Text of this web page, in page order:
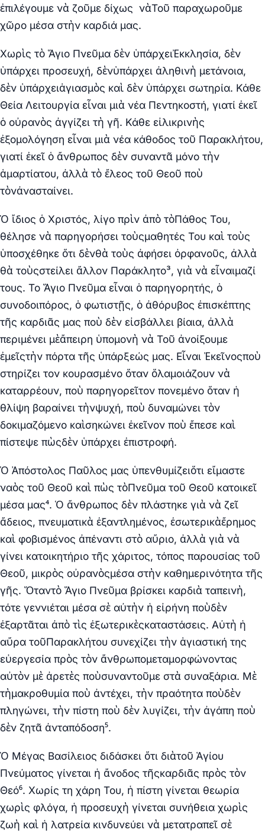
ἐπιλέγουμε νὰ ζοῦμε δίχως νὰΤοῦ παραχωροῦμε
χῶρο μέσα στὴν καρδιά μας.
Χωρὶς τὸ Ἅγιο Πνεῦμα δὲν ὑπάρχειἘκκλησία, δὲν
ὑπάρχει προσευχή, δὲνὑπάρχει ἀληθινὴ μετάνοια,
δὲν ὑπάρχειἁγιασμὸς καὶ δὲν ὑπάρχει σωτηρία. Κάθε
Θεία Λειτουργία εἶναι μιὰ νέα Πεντηκοστή, γιατί ἐκεῖ
ὁ οὐρανὸς ἀγγίζει τὴ γῆ. Κάθε εἰλικρινὴς
ἐξομολόγηση εἶναι μιὰ νέα κάθοδος τοῦ Παρακλήτου,
γιατί ἐκεῖ ὁ ἄνθρωπος δὲν συναντᾶ μόνο τὴν
ἁμαρτίατου, ἀλλὰ τὸ ἔλεος τοῦ Θεοῦ ποὺ
τὸνἀνασταίνει.
Ὁ ἴδιος ὁ Χριστός, λίγο πρὶν ἀπὸ τὸΠάθος Του,
θέλησε νὰ παρηγορήσει τοὺςμαθητές Του καὶ τοὺς
ὑποσχέθηκε ὅτι δὲνθὰ τοὺς ἀφήσει ὀρφανοῦς, ἀλλὰ
θὰ τοὺςστείλει ἄλλον Παράκλητο³, γιὰ νὰ εἶναιμαζί
τους. Το Ἅγιο Πνεῦμα εἶναι ὁ παρηγορητής, ὁ
συνοδοιπόρος, ὁ φωτιστῇς, ὁ ἀθόρυβος ἐπισκέπτης
τῆς καρδιᾶς μας ποὺ δὲν εἰσβάλλει βίαια, ἀλλὰ
περιμένει μὲἄπειρη ὑπομονὴ νὰ Τοῦ ἀνοίξουμε
ἐμεῖςτὴν πόρτα τῆς ὑπάρξεώς μας. Εἶναι Ἐκεῖνοςποὺ
στηρίζει τον κουρασμένο ὅταν ὅλαμοιάζουν νὰ
καταρρέουν, ποὺ παρηγορεῖτον πονεμένο ὅταν ἡ
θλίψη βαραίνει τὴνψυχή, ποὺ δυναμώνει τὸν
δοκιμαζόμενο καὶσηκώνει ἐκεῖνον ποὺ ἔπεσε καὶ
πίστεψε πὼςδὲν ὑπάρχει ἐπιστροφή.
Ὁ Ἀπόστολος Παῦλος μας ὑπενθυμίζειὅτι εἴμαστε
ναὸς τοῦ Θεοῦ καὶ πὼς τὸΠνεῦμα τοῦ Θεοῦ κατοικεῖ
μέσα μας⁴. Ὁ ἄνθρωπος δὲν πλάστηκε γιὰ νὰ ζεῖ
ἄδειος, πνευματικὰ ἐξαντλημένος, ἐσωτερικὰἔρημος
καὶ φοβισμένος ἀπέναντι στὸ αὔριο, ἀλλὰ γιὰ νὰ
γίνει κατοικητήριο τῆς χάριτος, τόπος παρουσίας τοῦ
Θεοῦ, μικρὸς οὐρανὸςμέσα στὴν καθημερινότητα τῆς
γῆς. Ὅταντὸ Ἅγιο Πνεῦμα βρίσκει καρδιὰ ταπεινὴ,
τότε γεννιέται μέσα σὲ αὐτὴν ἡ εἰρήνη ποὺδὲν
ἐξαρτᾶται ἀπὸ τὶς ἐξωτερικὲςκαταστάσεις. Αὐτὴ ἡ
αὔρα τοῦΠαρακλήτου συνεχίζει τὴν ἁγιαστική της
εὐεργεσία πρὸς τὸν ἄνθρωπομεταμορφώνοντας
αὐτὸν μὲ ἀρετὲς ποὺσυναντοῦμε στὰ συναξάρια. Μὲ
τὴμακροθυμία ποὺ ἀντέχει, τὴν πραότητα ποὺδὲν
πληγώνει, τὴν πίστη ποὺ δὲν λυγίζει, τὴν ἀγάπη ποὺ
δὲν ζητᾶ ἀνταπόδοση⁵.
Ὁ Μέγας Βασίλειος διδάσκει ὅτι διὰτοῦ Ἁγίου
Πνεύματος γίνεται ἡ ἄνοδος τῆςκαρδιᾶς πρὸς τὸν
Θεό⁶. Χωρίς τη χάρη Του, ἡ πίστη γίνεται θεωρία
χωρὶς φλόγα, ἡ προσευχὴ γίνεται συνήθεια χωρὶς
ζωὴ καὶ ἡ λατρεία κινδυνεύει νὰ μετατραπεῖ σὲ